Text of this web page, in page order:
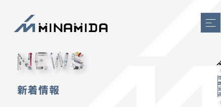
新着情報 新